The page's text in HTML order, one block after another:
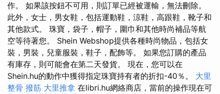
作。 如果該按鈕不可用，則訂單已經被運輸，無法刪除。
此外，女士，男女鞋，包括運動鞋，涼鞋，高跟鞋，靴子和
其他款式。 珠寶，袋子，帽子，圍巾和其他時尚補品等航
空等待著您。 Shein Webshop提供各種時尚物品，包括女
裝，男裝，兒童服裝，鞋子，配飾等。 如果您訂購的產品
有庫存，則可能會在第二天發貨。 現在，您可以在
Shein.hu的動作中獲得指定珠寶持有者的折扣-40％。 大里
整骨 撥筋 大里推拿 在libri.hu網絡商店，當前的操作現在可